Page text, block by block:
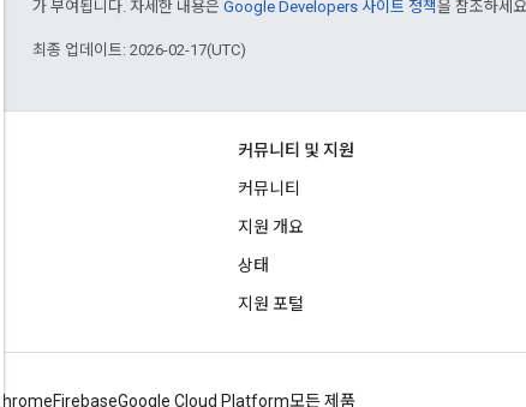
가 부여됩니다. 자세한 내용은 Google Developers 사이트 정책을 참조하세
최종 업데이트: 2026-02-17(UTC)
커뮤니티 및 지원
커뮤니티
지원 개요
상태
지원 포털
ChromeFirebaseGoogle Cloud Platform모든 제품